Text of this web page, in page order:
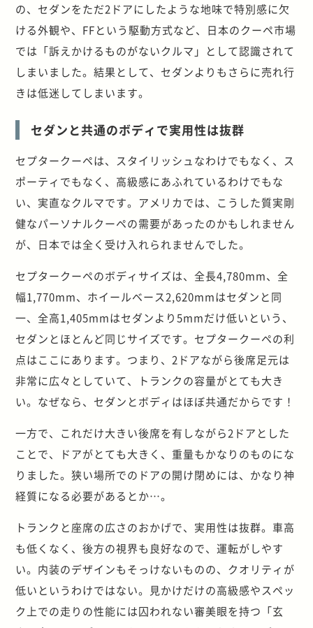
の、セダンをただ2ドアにしたような地味で特別感に欠
ける外観や、FFという駆動方式など、日本のクーペ市場
では「訴えかけるものがないクルマ」として認識されて
しまいました。結果として、セダンよりもさらに売れ行
きは低迷してしまいます。
セダンと共通のボディで実用性は抜群
セプタークーペは、スタイリッシュなわけでもなく、ス
ポーティでもなく、高級感にあふれているわけでもな
い、実直なクルマです。アメリカでは、こうした質実剛
健なパーソナルクーペの需要があったのかもしれません
が、日本では全く受け入れられませんでした。
セプタークーペのボディサイズは、全長4,780mm、全
幅1,770mm、ホイールベース2,620mmはセダンと同
一、全高1,405mmはセダンより5mmだけ低いという、
セダンとほとんど同じサイズです。セプタークーペの利
点はここにあります。つまり、2ドアながら後席足元は
非常に広々としていて、トランクの容量がとても大き
い。なぜなら、セダンとボディはほぼ共通だからです！
一方で、これだけ大きい後席を有しながら2ドアとした
ことで、ドアがとても大きく、重量もかなりのものにな
りました。狭い場所でのドアの開け閉めには、かなり神
経質になる必要があるとか…。
トランクと座席の広さのおかげで、実用性は抜群。車高
も低くなく、後方の視界も良好なので、運転がしやす
い。内装のデザインもそっけないものの、クオリティが
低いというわけではない。見かけだけの高級感やスペッ
ク上での走りの性能には囚われない審美眼を持つ「玄